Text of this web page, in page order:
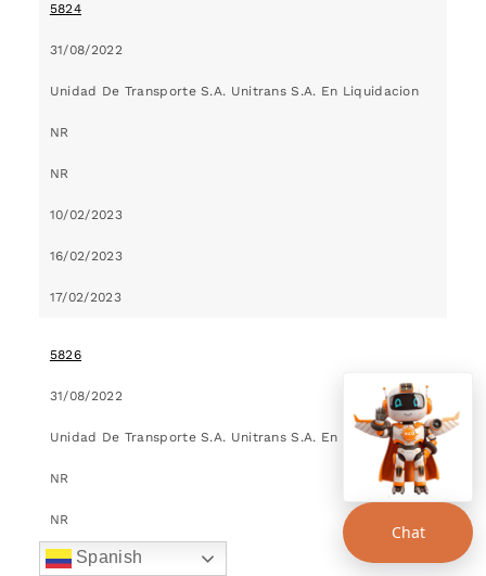
5824
31/08/2022
Unidad De Transporte S.A. Unitrans S.A. En Liquidacion
NR
NR
10/02/2023
16/02/2023
17/02/2023
5826
31/08/2022
Unidad De Transporte S.A. Unitrans S.A. En Liquidacion
NR
NR
10/02/2023
Spanish
Chat